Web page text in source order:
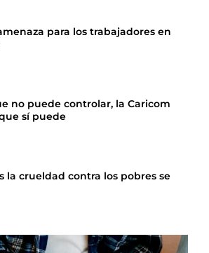
para los trabajadores en
no puede controlar, la Caricom
sí puede
la crueldad contra los pobres se